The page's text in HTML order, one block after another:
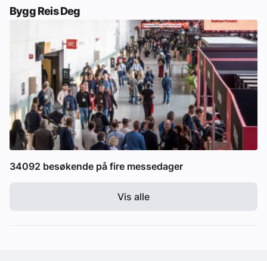
Bygg Reis Deg
34092 besøkende på fire messedager
Vis alle